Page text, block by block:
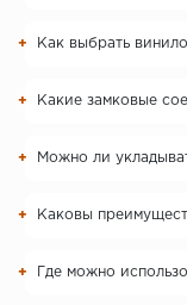
Как выбрать
Какие замковые
Можно ли
Каковы
Где можно